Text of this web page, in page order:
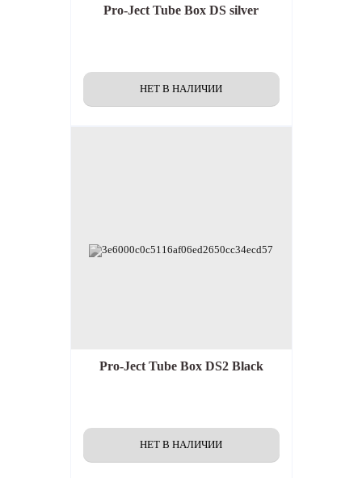
Pro-Ject Tube Box DS silver
Pro-Ject Tube Box DS2 Black